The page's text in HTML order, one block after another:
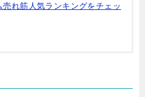
れ筋人気ランキングをチェッ